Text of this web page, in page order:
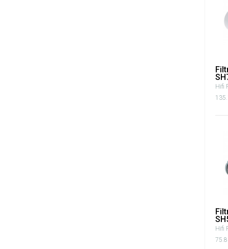
Hifi
Hifi
75.8